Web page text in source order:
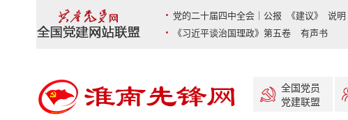
党的二十届四中全会｜公报 《建议》 说明
《习近平谈治国理政》第五卷 有声书
全国党员
党建联盟